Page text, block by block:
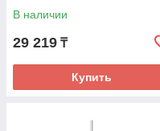
В наличии
29 219 ₸
Купить